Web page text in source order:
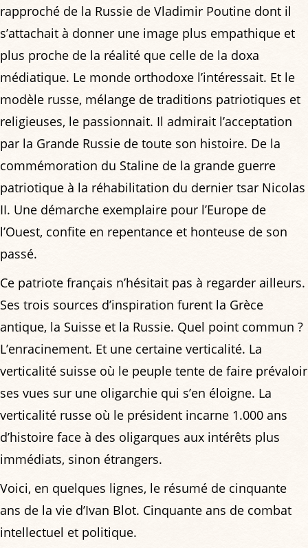
rapproché de la Russie de Vladimir Poutine dont il
s’attachait à donner une image plus empathique et
plus proche de la réalité que celle de la doxa
médiatique. Le monde orthodoxe l’intéressait. Et le
modèle russe, mélange de traditions patriotiques et
religieuses, le passionnait. Il admirait l’acceptation
par la Grande Russie de toute son histoire. De la
commémoration du Staline de la grande guerre
patriotique à la réhabilitation du dernier tsar Nicolas
II. Une démarche exemplaire pour l’Europe de
l’Ouest, confite en repentance et honteuse de son
passé.
Ce patriote français n’hésitait pas à regarder ailleurs.
Ses trois sources d’inspiration furent la Grèce
antique, la Suisse et la Russie. Quel point commun ?
L’enracinement. Et une certaine verticalité. La
verticalité suisse où le peuple tente de faire prévaloir
ses vues sur une oligarchie qui s’en éloigne. La
verticalité russe où le président incarne 1.000 ans
d’histoire face à des oligarques aux intérêts plus
immédiats, sinon étrangers.
Voici, en quelques lignes, le résumé de cinquante
ans de la vie d’Ivan Blot. Cinquante ans de combat
intellectuel et politique.